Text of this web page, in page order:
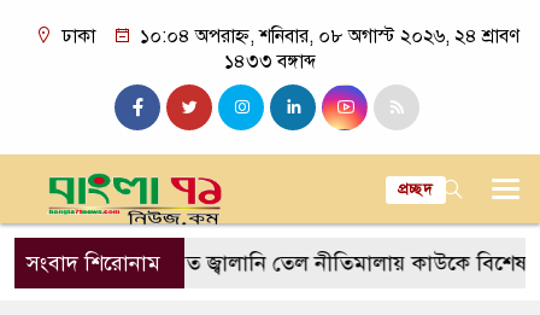
ঢাকা
১০:০৪ অপরাহ্ন, শনিবার, ০৮ অগাস্ট ২০২৬, ২৪ শ্রাবণ
১৪৩৩ বঙ্গাব্দ
প্রচ্ছদ
সংবাদ শিরোনাম
প্রস্তাবিত জ্বালানি তেল নীতিমালায় কাউকে বিশেষ সুবিধা